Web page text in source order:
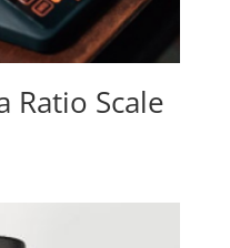
Ratio Scale